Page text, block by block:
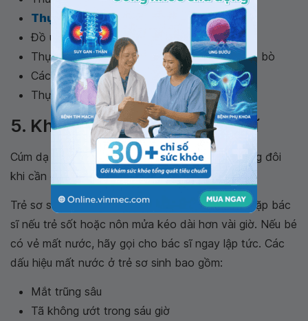
Thực phẩm giàu chất xơ
Đồ uống có cồn
Thực phẩm khó tiêu hóa, chẳng hạn như thịt bò
Các sản phẩm từ sữa
Thực phẩm nhiều đường
5. Khi nào cần đến gặp bác sĩ
Cúm dạ dày thường tự khỏi trong vài ngày nhưng đôi
khi cần đến sự chăm sóc của bác sĩ.
Trẻ sơ sinh và trẻ em bị cúm dạ dày nên được gặp bác
sĩ nếu trẻ sốt hoặc nôn mửa kéo dài hơn vài giờ. Nếu bé
có vẻ mất nước, hãy gọi cho bác sĩ ngay lập tức. Các
dấu hiệu mất nước ở trẻ sơ sinh bao gồm:
Mắt trũng sâu
Tã không ướt trong sáu giờ